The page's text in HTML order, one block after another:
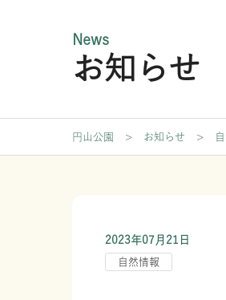
園内マップ
快適なご利用のために
坂下野球場
春の草花
樹木（花・実）
News
お知らせ
円山公園 > お知らせ >
2023年07月21日
自然情報